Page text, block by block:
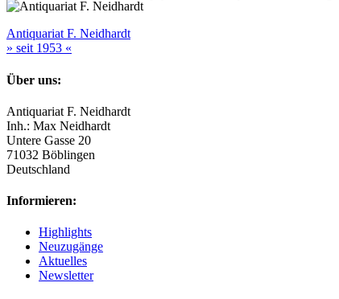
Antiquariat F. Neidhardt
» seit 1953 «
Über uns:
Antiquariat F. Neidhardt
Inh.: Max Neidhardt
Untere Gasse 20
71032 Böblingen
Deutschland
Informieren:
Highlights
Neuzugänge
Aktuelles
Newsletter